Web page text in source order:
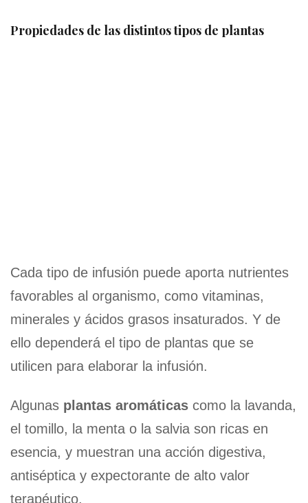
Propiedades de las distintos tipos de plantas
Cada tipo de infusión puede aporta nutrientes
favorables al organismo, como vitaminas,
minerales y ácidos grasos insaturados. Y de
ello dependerá el tipo de plantas que se
utilicen para elaborar la infusión.
Algunas plantas aromáticas como la lavanda,
el tomillo, la menta o la salvia son ricas en
esencia, y muestran una acción digestiva,
antiséptica y expectorante de alto valor
terapéutico.